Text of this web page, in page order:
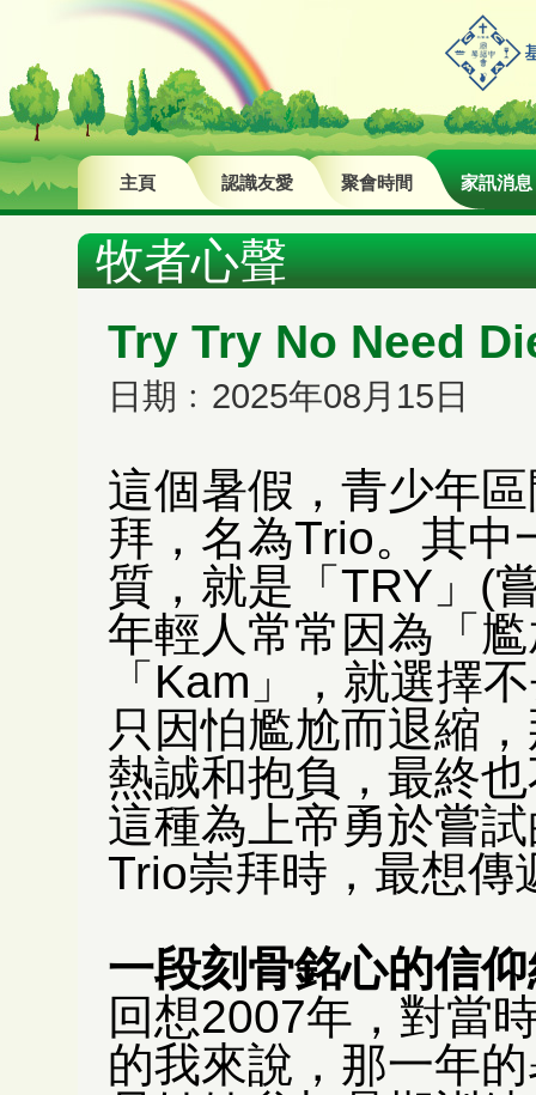
主頁 認識友愛 聚會時間 家訊消息
牧者心聲
Try Try No Need
日期﹕2025年08月15日
這個暑假，青少年
拜，名為Trio。其中
質，就是「TRY」(
年輕人常常因為「
「Kam」，就選擇
只因怕尷尬而退縮
熱誠和抱負，最終
這種為上帝勇於嘗
Trio崇拜時，最想傳
一段刻骨銘心的信
回想2007年，對當
的我來說，那一年